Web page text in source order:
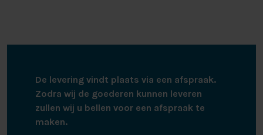
Denkt u aan een matras dat u perfecte ondersteuning
en maximaal comfort biedt terwijl u slaapt, dan denkt u
aan het pocketvering matras van de Hälsing 7700. Dit
matras bestaat namelijk uit 9 comfortzones. deze
De levering vindt plaats via een afspraak.
Zodra wij de goederen kunnen leveren
zullen wij u bellen voor een afspraak te
maken.